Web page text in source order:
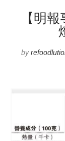
【明
by